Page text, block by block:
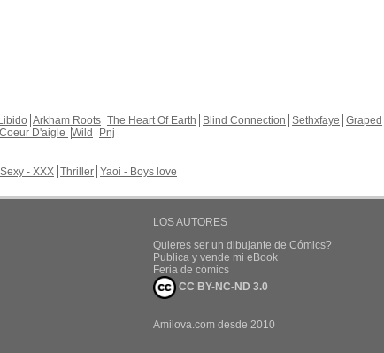
Arkham Roots The Heart Of Earth Blind Connection Sethxfaye Graped
Coeur D'aigle Wild
Pnj
Sexy - XXX Thriller Yaoi - Boys love
LOS AUTORES
Quieres ser un dibujante de Cómics?
Publica y vende mi eBook
Feria de cómics
CC BY-NC-ND 3.0
Amilova.com desde 2010